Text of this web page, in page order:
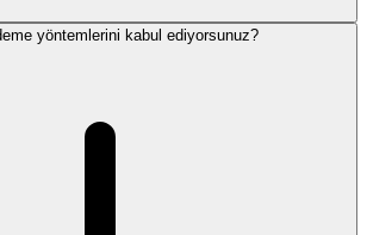
yöntemlerini kabul ediyorsunuz?